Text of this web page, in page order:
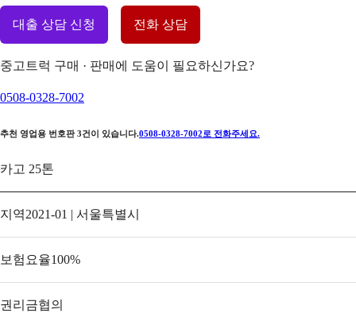
대출 상담 신청 전화 상담
중고트럭 구매 · 판매에 도움이 필요하신가요?
0508-0328-7002
추천 영업용 번호판 3건이 있습니다.0508-0328-7002 로 전화주세요.
카고 25톤
지역2021-01 | 서울특별시
보험요율100%
권리금협의